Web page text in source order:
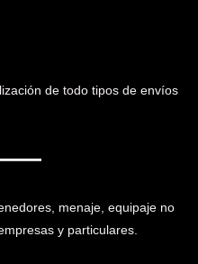
de todo tipos de envíos
menaje, equipaje no
y particulares.